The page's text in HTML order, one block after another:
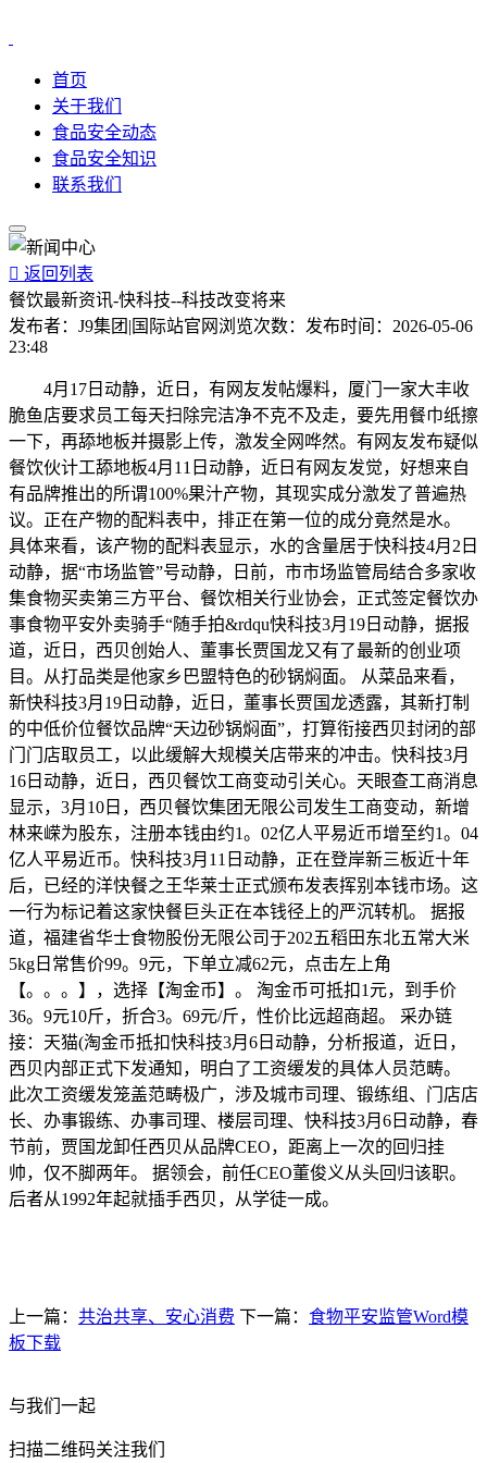
首页
关于我们
食品安全动态
食品安全知识
联系我们
 返回列表
餐饮最新资讯-快科技--科技改变将来
发布者： J9集团|国际站官网 浏览次数： 发布时间： 2026-05-06
23:48
4月17日动静，近日，有网友发帖爆料，厦门一家大丰收
脆鱼店要求员工每天扫除完洁净不克不及走，要先用餐巾纸擦
一下，再舔地板并摄影上传，激发全网哗然。有网友发布疑似
餐饮伙计工舔地板4月11日动静，近日有网友发觉，好想来自
有品牌推出的所谓100%果汁产物，其现实成分激发了普遍热
议。正在产物的配料表中，排正在第一位的成分竟然是水。
具体来看，该产物的配料表显示，水的含量居于快科技4月2日
动静，据“市场监管”号动静，日前，市市场监管局结合多家收
集食物买卖第三方平台、餐饮相关行业协会，正式签定餐饮办
事食物平安外卖骑手“随手拍&rdqu快科技3月19日动静，据报
道，近日，西贝创始人、董事长贾国龙又有了最新的创业项
目。从打品类是他家乡巴盟特色的砂锅焖面。 从菜品来看，
新快科技3月19日动静，近日，董事长贾国龙透露，其新打制
的中低价位餐饮品牌“天边砂锅焖面”，打算衔接西贝封闭的部
门门店取员工，以此缓解大规模关店带来的冲击。快科技3月
16日动静，近日，西贝餐饮工商变动引关心。天眼查工商消息
显示，3月10日，西贝餐饮集团无限公司发生工商变动，新增
林来嵘为股东，注册本钱由约1。02亿人平易近币增至约1。04
亿人平易近币。快科技3月11日动静，正在登岸新三板近十年
后，已经的洋快餐之王华莱士正式颁布发表挥别本钱市场。这
一行为标记着这家快餐巨头正在本钱径上的严沉转机。 据报
道，福建省华士食物股份无限公司于202五稻田东北五常大米
5kg日常售价99。9元，下单立减62元，点击左上角
【。。。】，选择【淘金币】。 淘金币可抵扣1元，到手价
36。9元10斤，折合3。69元/斤，性价比远超商超。 采办链
接：天猫(淘金币抵扣快科技3月6日动静，分析报道，近日，
西贝内部正式下发通知，明白了工资缓发的具体人员范畴。
此次工资缓发笼盖范畴极广，涉及城市司理、锻练组、门店店
长、办事锻练、办事司理、楼层司理、快科技3月6日动静，春
节前，贾国龙卸任西贝从品牌CEO，距离上一次的回归挂
帅，仅不脚两年。 据领会，前任CEO董俊义从头回归该职。
后者从1992年起就插手西贝，从学徒一成。
上一篇： 共治共享、安心消费 下一篇： 食物平安监管Word模
板下载
与我们一起
扫描二维码关注我们